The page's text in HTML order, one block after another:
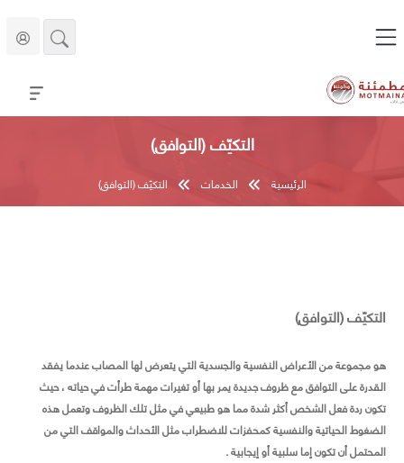
التكيّف (التوافق)
الرئيسية الخدمات التكيّف (التوافق)
التكيّف (التوافق)
هو مجموعة من الأعراض النفسية والجسدية التي يتعرض لها المصاب عندما يفقد
القدرة على التوافق مع ظروف جديدة يمر بها أو تغيرات مهمة طرأت في حياته ، حيث
تكون ردة فعل الشخص أكثر شدة مما هو طبيعي في مثل تلك الظروف وتعمل هذه
الضغوط الحياتية والنفسية كمحفزات للاضطراب مثل الأحداث والمواقف التي من
المحتمل أن تكون إما سلبية أو إيجابية .